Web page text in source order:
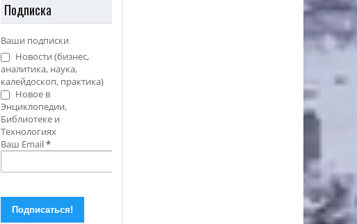
Подписка
Ваши подписки
Новости (бизнес,
аналитика, наука,
калейдоскоп, практика)
Новое в
Энциклопедии,
Библиотеке и
Технологиях
Ваш Email*